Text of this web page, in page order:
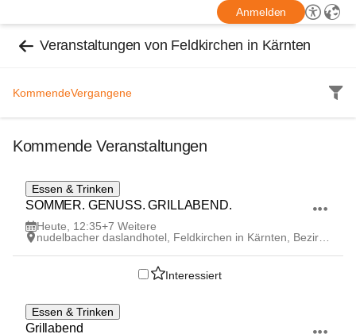
Anmelden
Veranstaltungen von Feldkirchen in Kärnten
KommendeVergangene
Kommende Veranstaltungen
7
AUG
Essen & Trinken
SOMMER. GENUSS. GRILLABEND.
Heute, 12:35+7 Weitere
Interessiert
7
AUG
Essen & Trinken
Grillabend